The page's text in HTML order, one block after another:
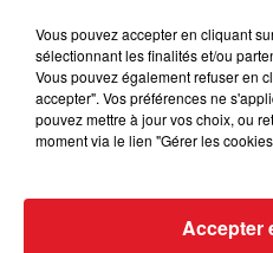
Dans le local des Corsaires
Vous pouvez accepter en cliquant
sélectionnant les finalités et/ou
Vous pouvez également refuser en
accepter". Vos préférences ne
pouvez mettre à jour vos choix, ou
moment via le lien "Gérer les
Accepter